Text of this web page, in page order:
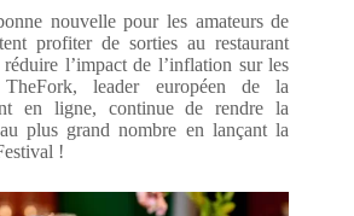
nouvelle pour les amateurs de
profiter de sorties au restaurant
l’impact de l’inflation sur les
leader européen de la
en ligne, continue de rendre la
plus grand nombre en lançant la
!